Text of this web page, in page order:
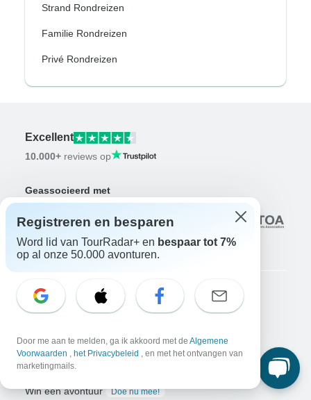
Strand Rondreizen
Familie Rondreizen
Privé Rondreizen
Excellent
10.000+ reviews op
Geassocieerd met
Bedrijf
Vacatures
Solliciteer nu!
Reizigers
Win een avontuur
Doe nu mee!
Registreren en besparen
Word lid van TourRadar+ en bespaar tot 7%
op al onze 50.000 avonturen.
Door me aan te melden, ga ik akkoord met de Algemene
Voorwaarden , het Privacybeleid , en met het ontvangen van
marketingmails.